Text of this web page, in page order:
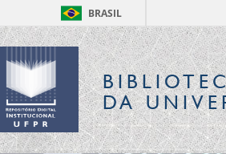
BRASIL
DA